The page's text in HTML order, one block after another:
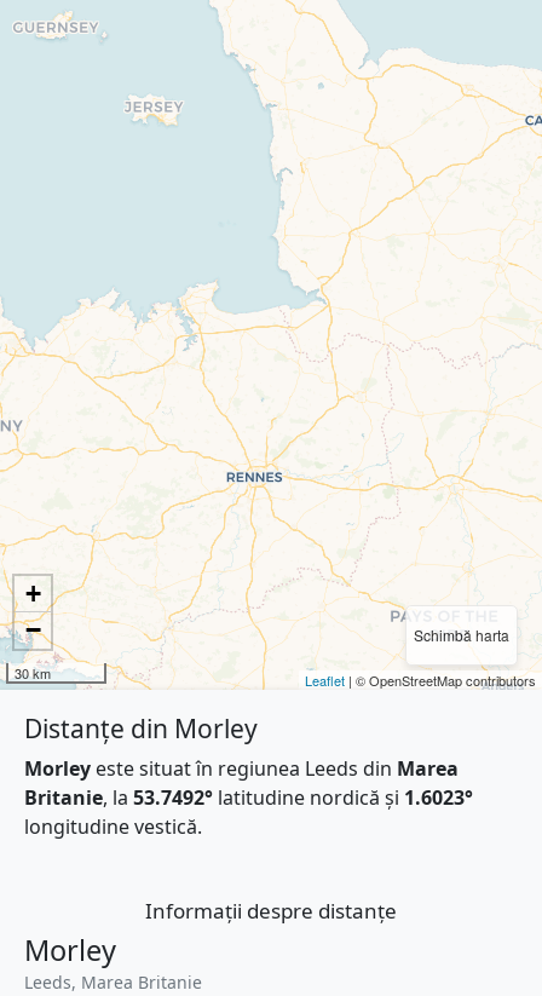
Schimbă harta
+
−
30 km Leaflet | © OpenStreetMap contributors
Distanțe din Morley
Morley este situat în regiunea Leeds din Marea
Britanie, la 53.7492° latitudine nordică și 1.6023°
longitudine vestică.
Informații despre distanțe
Morley
Leeds, Marea Britanie